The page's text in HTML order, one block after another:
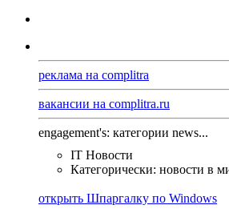
реклама на complitra
вакансии на complitra.ru
engagement's: категории news...
IT Новости
Категорически: новости в
открыть Шпаргалку по Windows